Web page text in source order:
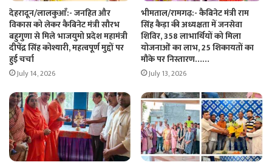
देहरादून/लालकुआँ:- जनहित और
विकास को लेकर कैबिनेट मंत्री सौरभ
बहुगुणा से मिले भाजयुमो प्रदेश महामंत्री
दीपेंद्र सिंह कोश्यारी, महत्वपूर्ण मुद्दों पर
हुई चर्चा
July 14, 2026
भीमताल/रामगढ़:- कैबिनेट मंत्री राम
सिंह कैड़ा की अध्यक्षता में जनसेवा
शिविर, 358 लाभार्थियों को मिला
योजनाओं का लाभ, 25 शिकायतों का
मौके पर निस्तारण……
July 13, 2026